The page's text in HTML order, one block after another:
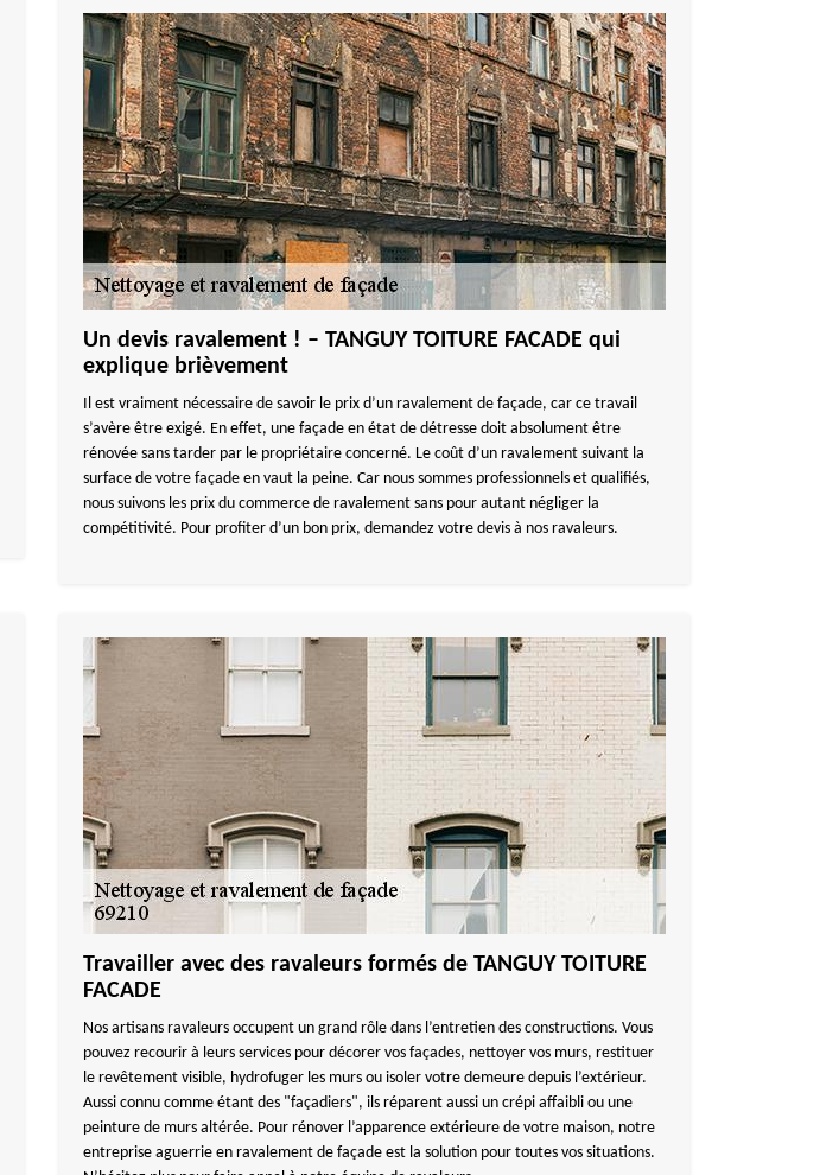
Un devis ravalement ! – TANGUY TOITURE FACADE qui
explique brièvement
Il est vraiment nécessaire de savoir le prix d’un ravalement de façade, car ce travail
s’avère être exigé. En effet, une façade en état de détresse doit absolument être
rénovée sans tarder par le propriétaire concerné. Le coût d’un ravalement suivant la
surface de votre façade en vaut la peine. Car nous sommes professionnels et qualifiés,
nous suivons les prix du commerce de ravalement sans pour autant négliger la
compétitivité. Pour profiter d’un bon prix, demandez votre devis à nos ravaleurs.
Travailler avec des ravaleurs formés de TANGUY TOITURE
FACADE
Nos artisans ravaleurs occupent un grand rôle dans l’entretien des constructions. Vous
pouvez recourir à leurs services pour décorer vos façades, nettoyer vos murs, restituer
le revêtement visible, hydrofuger les murs ou isoler votre demeure depuis l’extérieur.
Aussi connu comme étant des "façadiers", ils réparent aussi un crépi affaibli ou une
peinture de murs altérée. Pour rénover l’apparence extérieure de votre maison, notre
entreprise aguerrie en ravalement de façade est la solution pour toutes vos situations.